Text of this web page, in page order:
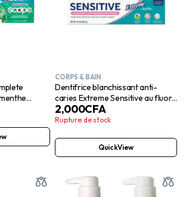
CORPS & BAIN
Dentifrice blanchissant anti-
caries Extreme Sensitive au fluor,
tube de 115 ml
2,000CFA
Rupture de stock
QuickView